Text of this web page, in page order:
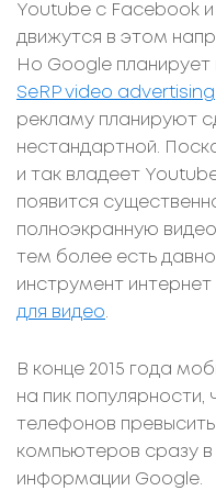
Youtube с Facebook
движутся в этом
Но Google
SeRP video advertising
рекламу планируют
нестандартной.
и так владеет
появится
полноэкранную
тем более есть
инструмент
для видео
В конце 2015 года
на пик популярности,
телефонов
компьютеров сразу в
информации Google.